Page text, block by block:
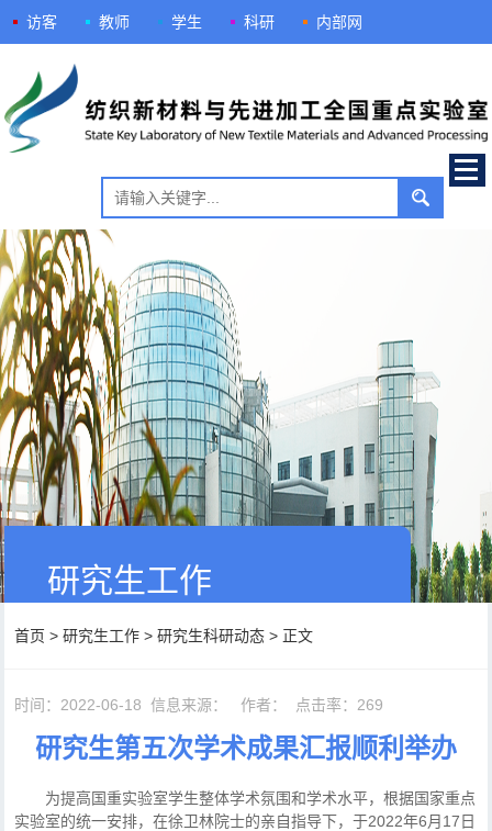
访客 教师 学生 科研 内部网
研究生工作
首页 >研究生工作 >研究生科研动态 > 正文
时间：2022-06-18 信息来源： 作者： 点击率： 269
研究生第五次学术成果汇报顺利举办
为提高国重实验室学生整体学术氛围和学术水平，根据国家重点
实验室的统一安排，在徐卫林院士的亲自指导下，于2022年6月17日